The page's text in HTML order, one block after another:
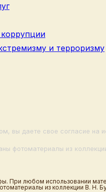
и терроризму
вы даете свое согласие на
фотоматериалы из
При любом использовании
из коллекции В. Н.